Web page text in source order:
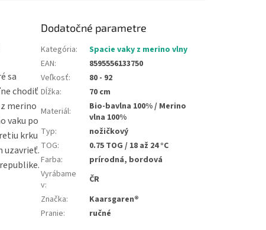
sa
chodiť
merino
vaku po
krku
uzavrieť.
Dodatočné parametre
Kategória:
Spacie vaky z merino vlny
EAN:
8595556133750
Veľkosť:
80 - 92
Dĺžka:
70 cm
Materiál:
Bio-bavlna 100% / Merino
vlna 100%
Typ:
nožičkový
TOG:
0.75 TOG / 18 až 24 °C
Farba:
prírodná, bordová
Vyrábame
v:
ČR
Značka:
Kaarsgaren®
Pranie: ručné